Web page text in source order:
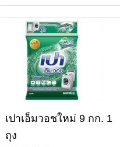
เปาเอ็มวอชใหม่ 9 กก. 1
ถุง